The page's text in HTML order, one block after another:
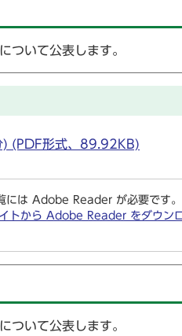
ついて公表します。
) (PDF形式、89.92KB)
には Adobe Reader が必要です
トから Adobe Reader をダウンロ
ついて公表します。